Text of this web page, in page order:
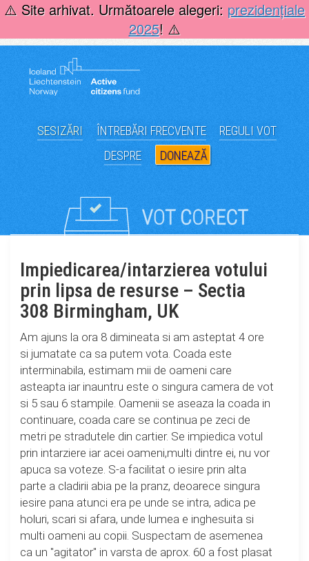
Skip
to
⚠️ Site arhivat. Următoarele alegeri: prezidențiale
2025! ⚠️
SESIZĂRI ÎNTREBĂRI FRECVENTE
REGULI VOT
DESPRE
DONEAZĂ
Impiedicarea/intarzierea votului
prin lipsa de resurse – Sectia
308 Birmingham, UK
Am ajuns la ora 8 dimineata si am asteptat 4 ore
si jumatate ca sa putem vota. Coada este
interminabila, estimam mii de oameni care
asteapta iar inauntru este o singura camera de vot
si 5 sau 6 stampile. Oamenii se aseaza la coada in
continuare, coada care se continua pe zeci de
metri pe stradutele din cartier. Se impiedica votul
prin intarziere iar acei oameni,multi dintre ei, nu vor
apuca sa voteze. S-a facilitat o iesire prin alta
parte a cladirii abia pe la pranz, deoarece singura
iesire pana atunci era pe unde se intra, adica pe
holuri, scari si afara, unde lumea e inghesuita si
multi oameni au copii. Suspectam de asemenea
ca un "agitator" in varsta de aprox. 60 a fost plasat